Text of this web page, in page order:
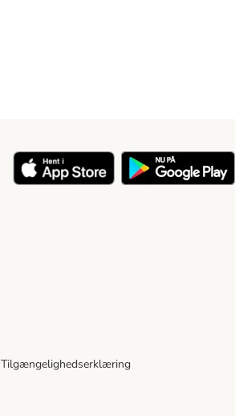
Tilgængelighedserklæring